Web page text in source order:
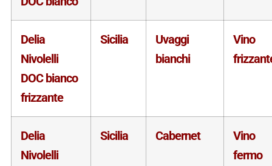
Delia
Nivolelli
DOC bianco
frizzante
Sicilia
Uvaggi
bianchi
Vino
Delia
Nivolelli
Sicilia Cabernet
Vino
fermo